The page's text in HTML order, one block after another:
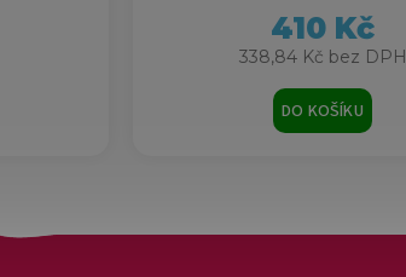
338,84 Kč bez DPH
410 Kč
DO KOŠÍKU